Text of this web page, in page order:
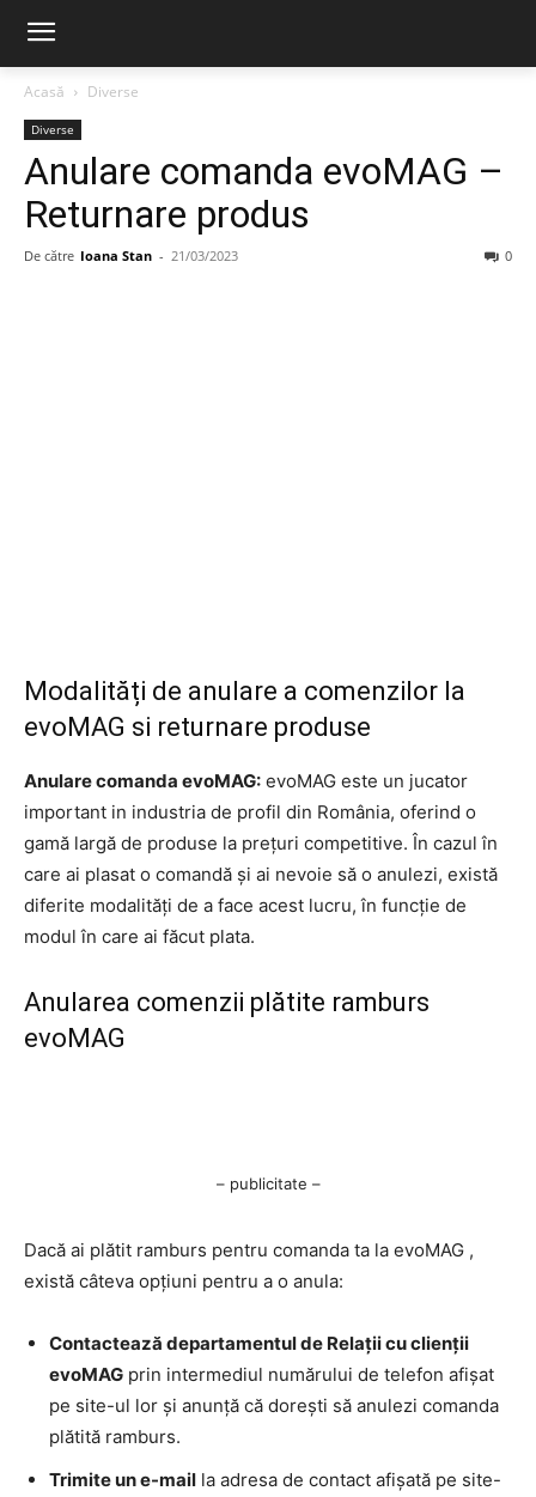
Acasă Diverse
Diverse
Anulare comanda evoMAG –
Returnare produs
De către Ioana Stan - 21/03/2023 0
Modalități de anulare a comenzilor la
evoMAG si returnare produse
Anulare comanda evoMAG: evoMAG este un jucator
important in industria de profil din România, oferind o
gamă largă de produse la prețuri competitive. În cazul în
care ai plasat o comandă și ai nevoie să o anulezi, există
diferite modalități de a face acest lucru, în funcție de
modul în care ai făcut plata.
Anularea comenzii plătite ramburs
evoMAG
– publicitate –
Dacă ai plătit ramburs pentru comanda ta la evoMAG ,
există câteva opțiuni pentru a o anula:
Contactează departamentul de Relații cu clienții
evoMAG prin intermediul numărului de telefon afișat
pe site-ul lor și anunță că dorești să anulezi comanda
plătită ramburs.
Trimite un e-mail la adresa de contact afișată pe site-